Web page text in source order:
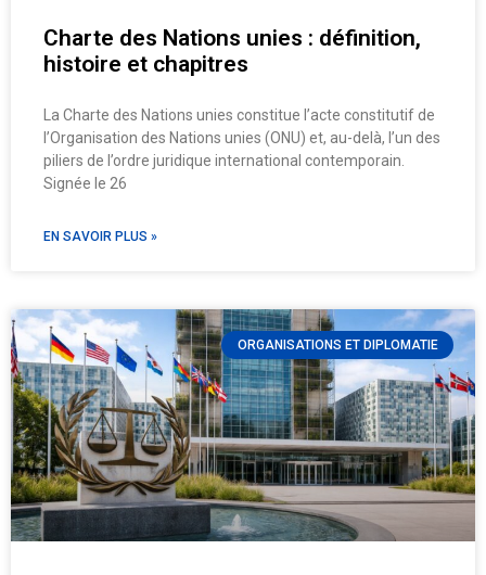
Charte des Nations unies : définition,
histoire et chapitres
La Charte des Nations unies constitue l’acte constitutif de
l’Organisation des Nations unies (ONU) et, au-delà, l’un des
piliers de l’ordre juridique international contemporain.
Signée le 26
EN SAVOIR PLUS »
ORGANISATIONS ET DIPLOMATIE